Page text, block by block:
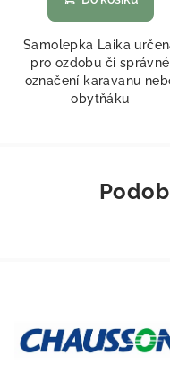
Samolepka Laika
pro ozdobu či správné
označení karavanu
obytňáku